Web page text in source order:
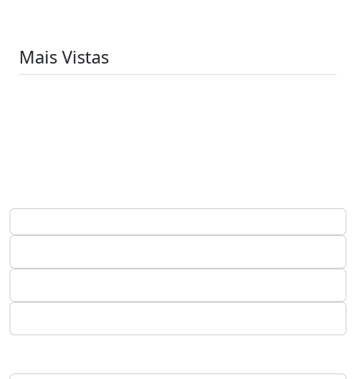
Mais Vistas